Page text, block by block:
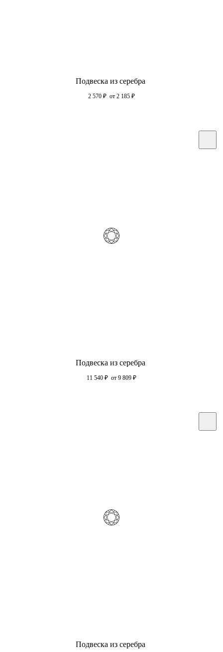
Подвеска из серебра
2 570 ₽ от 2 185 ₽
Подвеска из серебра
11 540 ₽ от 9 809 ₽
Подвеска из серебра